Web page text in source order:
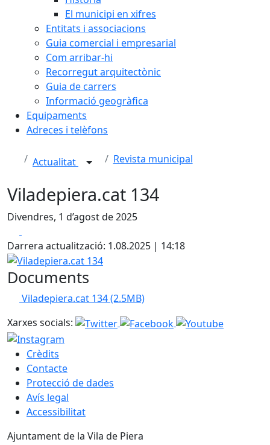
El municipi en xifres
Entitats i associacions
Guia comercial i empresarial
Com arribar-hi
Recorregut arquitectònic
Guia de carrers
Informació geogràfica
Equipaments
Adreces i telèfons
Actualitat Revista municipal
Viladepiera.cat 134
Divendres, 1 d’agost de 2025
Darrera actualització: 1.08.2025 | 14:18
Viladepiera.cat 134
Documents
Viladepiera.cat 134(2.5MB)
Xarxes socials:
Crèdits
Contacte
Protecció de dades
Avís legal
Accessibilitat
Ajuntament de la Vila de Piera